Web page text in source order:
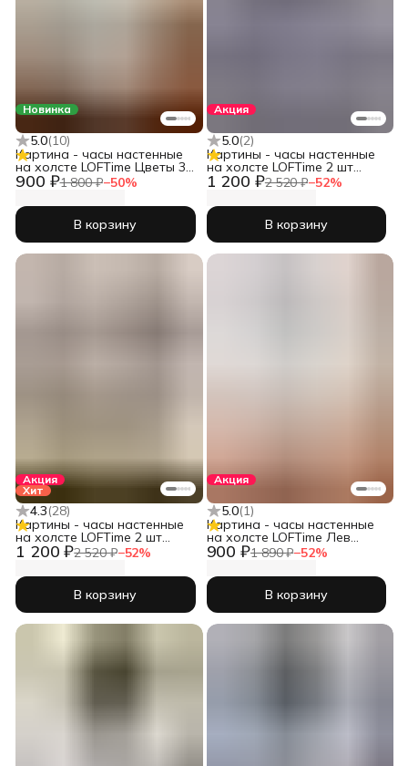
Новинка
5.0(10)
900 ₽1 800 ₽−50%
Картина - часы настенные
на холсте LOFTime Цветы 3D
бел мрамор
В корзину
Акция
5.0(2)
1 200 ₽2 520 ₽−52%
Картины - часы настенные
на холсте LOFTime 2 шт
30Х40 ДЕВУШКИ ЧЕРН ЗОЛ
Ч-623-3040
В корзину
Акция
Хит
4.3(28)
1 200 ₽2 520 ₽−52%
Картины - часы настенные
на холсте LOFTime 2 шт
ДЕВУШКА АБСТРАКЦИЯ
СЕР ЗОЛ 3 30Х40 Ч-556-
3040
В корзину
Акция
5.0(1)
900 ₽1 890 ₽−52%
Картина - часы настенные
на холсте LOFTime Лев
львица беж
В корзину